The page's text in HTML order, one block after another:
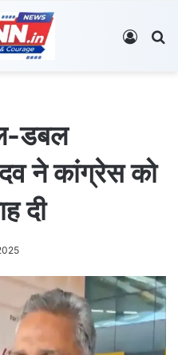
Log In
डबल
ने कांग्रेस को
दी